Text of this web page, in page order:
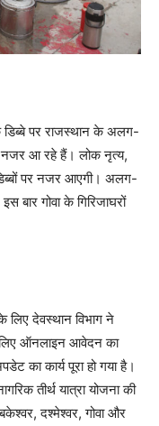
डिब्बे पर राजस्थान के अलग-
नजर आ रहे हैं। लोक नृत्य,
पर नजर आएगी। अलग-
बार गोवा के गिरिजाघरों
लिए देवस्थान विभाग ने
ऑनलाइन आवेदन का
का कार्य पूरा हो गया है।
तीर्थ यात्रा योजना की
दश्मेश्वर, गोवा और